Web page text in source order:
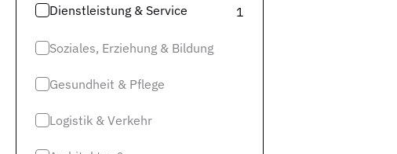
Dienstleistung & Service 1
Soziales, Erziehung & Bildung
Gesundheit & Pflege
Logistik & Verkehr